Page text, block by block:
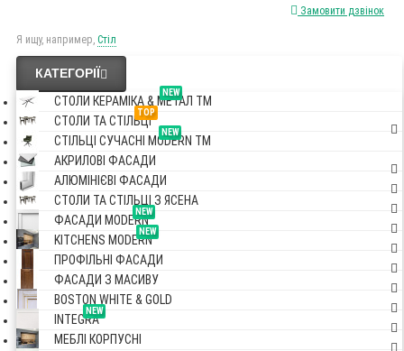
Замовити дзвінок
Я ищу, например, Стіл
КАТЕГОРІЇ
NEW
СТОЛИ КЕРАМІКА & МЕТАЛ TM
TOP
СТОЛИ ТА СТІЛЬЦІ
NEW
СТІЛЬЦІ СУЧАСНІ MODERN TM
АКРИЛОВІ ФАСАДИ
АЛЮМІНІЄВІ ФАСАДИ
СТОЛИ ТА СТІЛЬЦІ З ЯСЕНА
NEW
ФАСАДИ MODERN
NEW
KITCHENS MODERN
ПРОФІЛЬНІ ФАСАДИ
ФАСАДИ З МАСИВУ
BOSTON WHITE & GOLD
NEW
INTEGRA
МЕБЛІ КОРПУСНІ